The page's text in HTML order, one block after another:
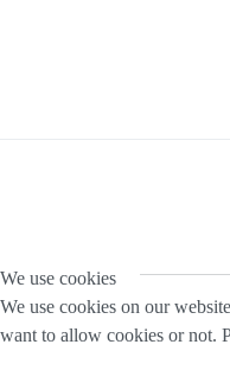
We use cookies
We use cookies on our
want to allow cookies or not.